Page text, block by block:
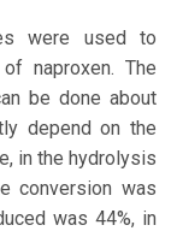
were used to
naproxen. The
be done about
depend on the
in the hydrolysis
conversion was
was 44%, in